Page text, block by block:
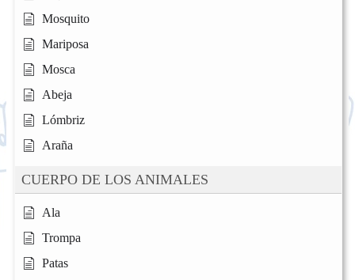
Mosquito
Mariposa
Mosca
Abeja
Lómbriz
Araña
CUERPO DE LOS ANIMALES
Ala
Trompa
Patas